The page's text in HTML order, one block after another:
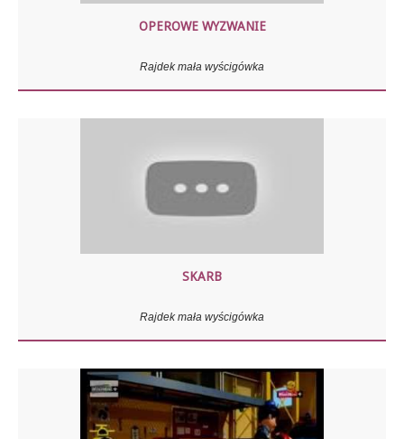
OPEROWE WYZWANIE
Rajdek mała wyścigówka
SKARB
Rajdek mała wyścigówka